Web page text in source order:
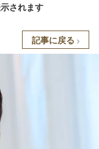
されます
記事に戻る